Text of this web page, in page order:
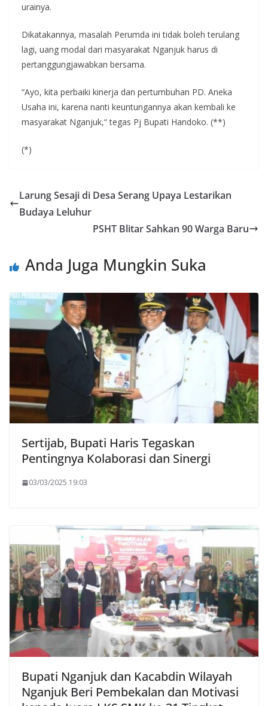
urainya.
Dikatakannya, masalah Perumda ini tidak boleh terulang
lagi, uang modal dari masyarakat Nganjuk harus di
pertanggungjawabkan bersama.
“Ayo, kita perbaiki kinerja dan pertumbuhan PD. Aneka
Usaha ini, karena nanti keuntungannya akan kembali ke
masyarakat Nganjuk,“ tegas Pj Bupati Handoko. (**)
(*)
Larung Sesaji di Desa Serang Upaya Lestarikan
Budaya Leluhur
PSHT Blitar Sahkan 90 Warga Baru
Anda Juga Mungkin Suka
Sertijab, Bupati Haris Tegaskan
Pentingnya Kolaborasi dan Sinergi
03/03/2025 19:03
Bupati Nganjuk dan Kacabdin Wilayah
Nganjuk Beri Pembekalan dan Motivasi